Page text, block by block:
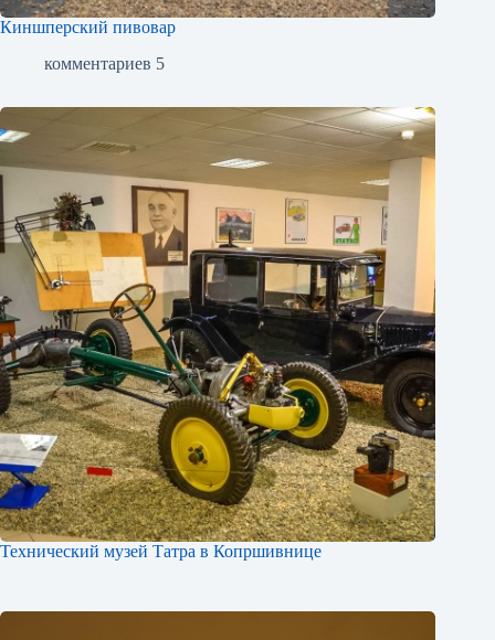
Киншперский пивовар
комментариев 5
Технический музей Татра в Копршивнице